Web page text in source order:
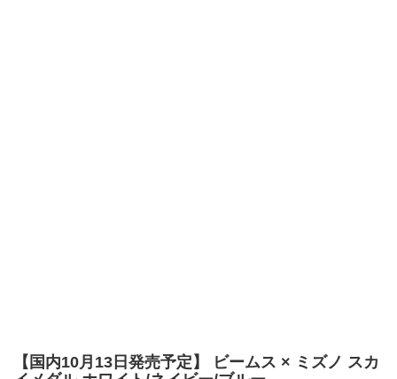
【国内10月13日発売予定】 ビームス × ミズノ スカ